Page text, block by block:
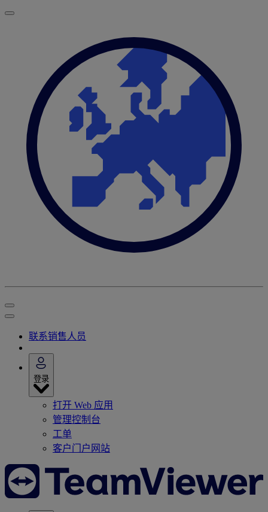
联系销售人员
登录
打开 Web 应用
管理控制台
工单
客户门户网站